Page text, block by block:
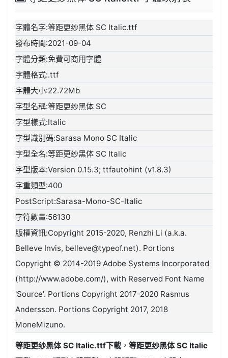
字體名字:等距更纱黑体 SC Italic.ttf
發布時間:2021-09-04
字體分類:免費可商用字體
字體格式:.ttf
字體大小:22.72Mb
字型名稱:等距更纱黑体 SC
字型樣式:Italic
字型識別碼:Sarasa Mono SC Italic
字型全名:等距更纱黑体 SC Italic
字型版本:Version 0.15.3; ttfautohint (v1.8.3)
字重類型:400
PostScript:Sarasa-Mono-SC-Italic
字符數量:56130
版權資訊:Copyright 2015-2020, Renzhi Li (a.k.a.
Belleve Invis, belleve@typeof.net). Portions
Copyright © 2014-2019 Adobe Systems Incorporated
(http://www.adobe.com/), with Reserved Font Name
'Source'. Portions Copyright 2017-2020 Rasmus
Andersson. Portions Copyright 2017, 2018
MoneMizuno.
等距更纱黑体 SC Italic.ttf下載，等距更纱黑体 SC Italic